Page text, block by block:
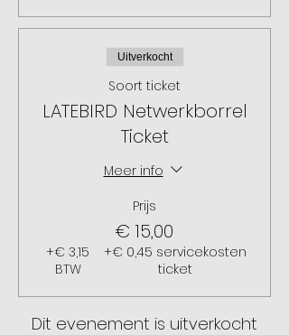
Uitverkocht
Soort ticket
LATEBIRD Netwerkborrel
Ticket
Meer info
Prijs
€ 15,00
+€ 3,15
BTW
+€ 0,45 servicekosten
ticket
Dit evenement is uitverkocht